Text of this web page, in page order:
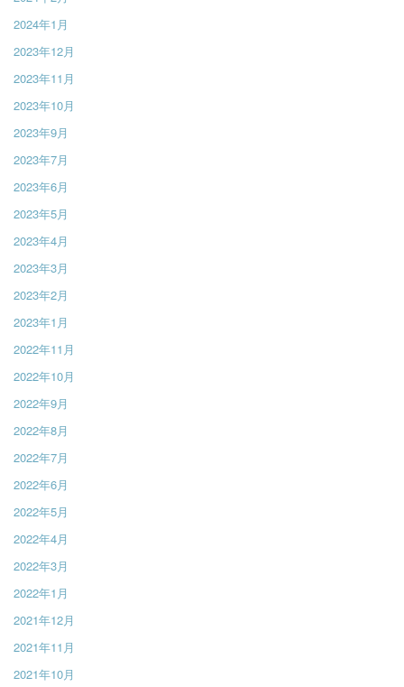
2024年1月
2023年12月
2023年11月
2023年10月
2023年9月
2023年7月
2023年6月
2023年5月
2023年4月
2023年3月
2023年2月
2023年1月
2022年11月
2022年10月
2022年9月
2022年8月
2022年7月
2022年6月
2022年5月
2022年4月
2022年3月
2022年1月
2021年12月
2021年11月
2021年10月